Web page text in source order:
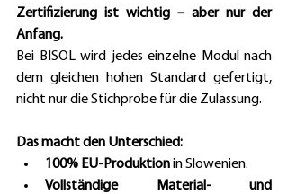
Zertifizierung ist wichtig – aber nur der
Anfang.
Bei BISOL wird jedes einzelne Modul nach
dem gleichen hohen Standard gefertigt,
nicht nur die Stichprobe für die Zulassung.
Das macht den Unterschied:
100% EU-Produktion in Slowenien.
Vollständige Material- und